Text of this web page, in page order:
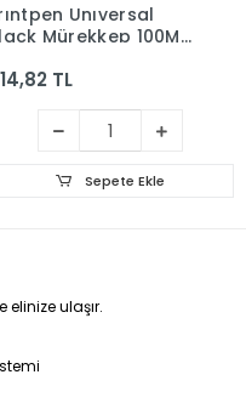
Unıversal
Mürekkep 100ML
TL
Sepete Ekle
elinize ulaşır.